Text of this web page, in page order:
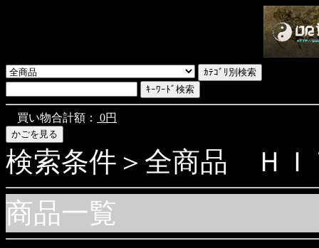
買い物合計額： 0円
検索条件＞全商品 ＨＩ
商品一覧